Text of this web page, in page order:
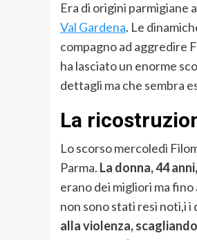
Era di origini parmigiane
Val Gardena. Le
compagno ad aggredire
ha lasciato un enorme
dettagli ma che sembra
La
Lo scorso mercoledì
Parma. La donna, 44
erano dei migliori ma
non sono stati resi noti,i
alla violenza,